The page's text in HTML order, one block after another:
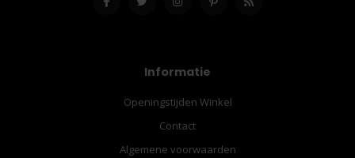
Informatie
Openingstijden Winkel
Contact
Algemene voorwaarden